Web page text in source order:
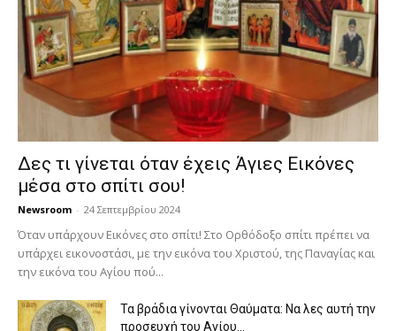
Δες τι γίνεται όταν έχεις Άγιες Εικόνες
μέσα στο σπίτι σου!
Newsroom - 24 Σεπτεμβρίου 2024
Όταν υπάρχουν Εικόνες στο σπίτι! Στο Ορθόδοξο σπίτι πρέπει να
υπάρχει εικονοστάσι, με την εικόνα του Χριστού, της Παν­αγίας και
την εικόνα του Αγίου πού...
Τα βράδια γίνονται Θαύματα: Να λες αυτή την
προσευχή του Αγίου...